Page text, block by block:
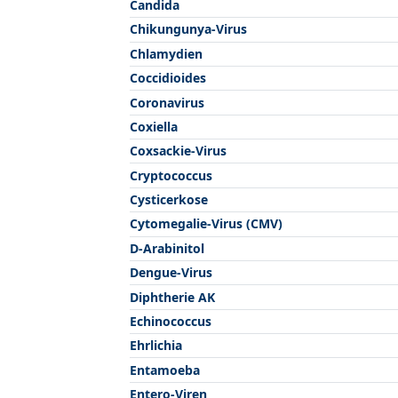
Candida
Chikungunya-Virus
Chlamydien
Coccidioides
Coronavirus
Coxiella
Coxsackie-Virus
Cryptococcus
Cysticerkose
Cytomegalie-Virus (CMV)
D-Arabinitol
Dengue-Virus
Diphtherie AK
Echinococcus
Ehrlichia
Entamoeba
Entero-Viren